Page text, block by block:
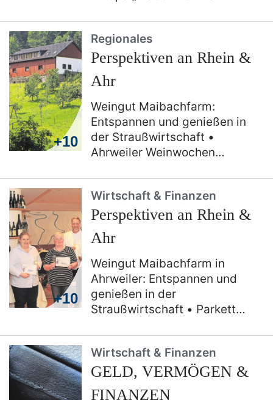
Stromtanken bei E-Autos
kostet
Wie schnell lädt das
E-Auto? So vergleicht man
die Ladeleistung
+10
Regionales
Perspektiven an Rhein &
Ahr
Weingut Maibachfarm:
Entspannen und genießen in
der Straußwirtschaft
Ahrweiler Weinwochen
SALE „Wetter ist
Ansichtssache“ im Bonner
Drahtesel
LOEWE-Galerie
Bonn
Werkstätten Andreas
Geschier: Die nachhaltige
Alternative
+10
Wirtschaft & Finanzen
Perspektiven an Rhein &
Ahr
Weingut Maibachfarm in
Ahrweiler: Entspannen und
genießen in der
Straußwirtschaft
Parkett
an der Ahr: Parkett als
absoluter Wohlfühlfaktor
Hotel-Restaurant Ruland in
Wirtschaft & Finanzen
GELD, VERMÖGEN &
FINANZEN